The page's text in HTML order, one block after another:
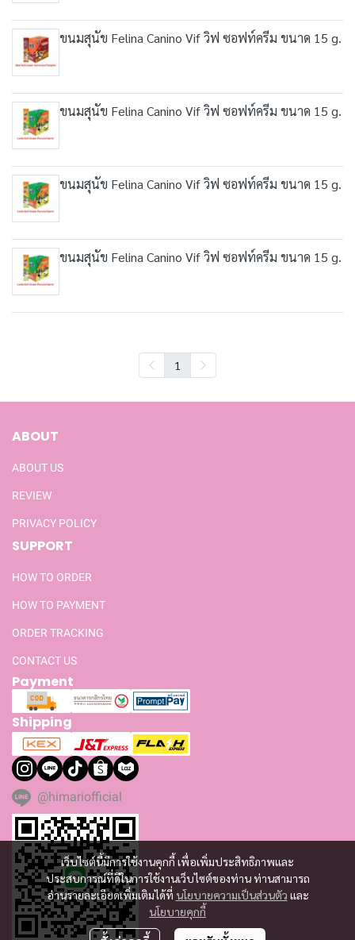
ขนมสุนัข Felina Canino Vif วิฟ ซอฟท์ครีม ขนาด 15 g.
ขนมสุนัข Felina Canino Vif วิฟ ซอฟท์ครีม ขนาด 15 g.
ขนมสุนัข Felina Canino Vif วิฟ ซอฟท์ครีม ขนาด 15 g.
ขนมสุนัข Felina Canino Vif วิฟ ซอฟท์ครีม ขนาด 15 g.
1
เว็บไซต์นี้มีการใช้งานคุกกี้ เพื่อเพิ่มประสิทธิภาพและ
ประสบการณ์ที่ดีในการใช้งานเว็บไซต์ของท่าน ท่านสามารถ
อ่านรายละเอียดเพิ่มเติมได้ที่ นโยบายความเป็นส่วนตัว และ
นโยบายคุกกี้
ABOUT
ABOUT US
REVIEW
PRIVACY POLICY
SUPPORT
HOW TO ORDER
HOW TO PAYMENT
ORDER TRACKING
CONTACT US
Payment
Shipping
@himariofficial